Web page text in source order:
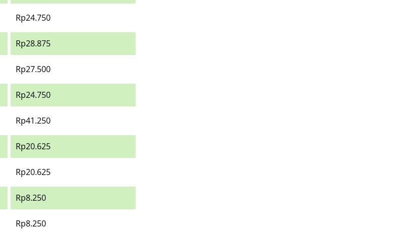
Rp24.750
Rp28.875
Rp27.500
Rp24.750
Rp41.250
Rp20.625
Rp20.625
Rp8.250
Rp8.250